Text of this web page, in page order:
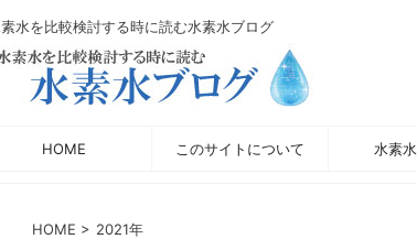
水を比較検討する時に読む水素水ブログ
HOME このサイトについて 水素
HOME > 2021年